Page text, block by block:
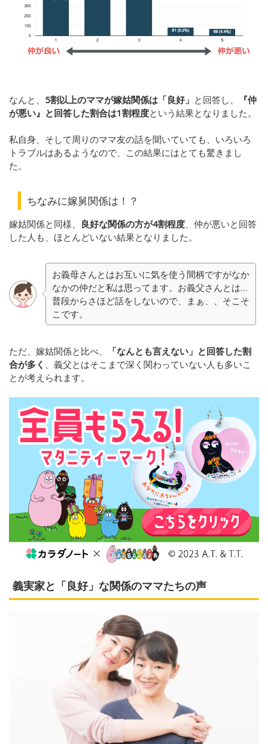
なんと、 5割以上のママが嫁姑関係は「良好」 と回答し、
『仲
が悪い』と回答した割合は1割程度という結果となりました。
私自身、そして周りのママ友の話を聞いていても、いろいろ
トラブルはあるようなので、この結果にはとても驚きまし
た。
ちなみに嫁舅関係は！？
嫁姑関係と同様、 良好な関係の方が4割程度 、仲が悪いと回答
した人も、ほとんどいない結果となりました。
お義母さんとはお互いに気を使う間柄ですがなか
なかの仲だと私は思ってます。お義父さんとは…
普段からさほど話をしないので、まぁ、、そこそ
こです。
ただ、嫁姑関係と比べ、
「なんとも言えない」と回答した割
合が多く
、義父とはそこまで深く関わっていない人も多いこ
とが考えられます。
義実家と「良好」な関係のママたちの声